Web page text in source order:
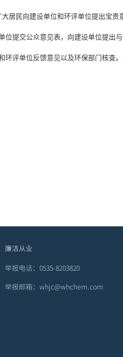
居民向建设单位和环评单位提出宝贵
提交公众意见表，向建设单位提出
评单位反馈意见以及环保部门核查。
廉洁从业
举报电话：0535-8203820
举报邮箱：whjc@whchem.com